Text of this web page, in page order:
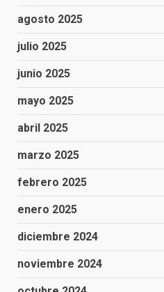
agosto 2025
julio 2025
junio 2025
mayo 2025
abril 2025
marzo 2025
febrero 2025
enero 2025
diciembre 2024
noviembre 2024